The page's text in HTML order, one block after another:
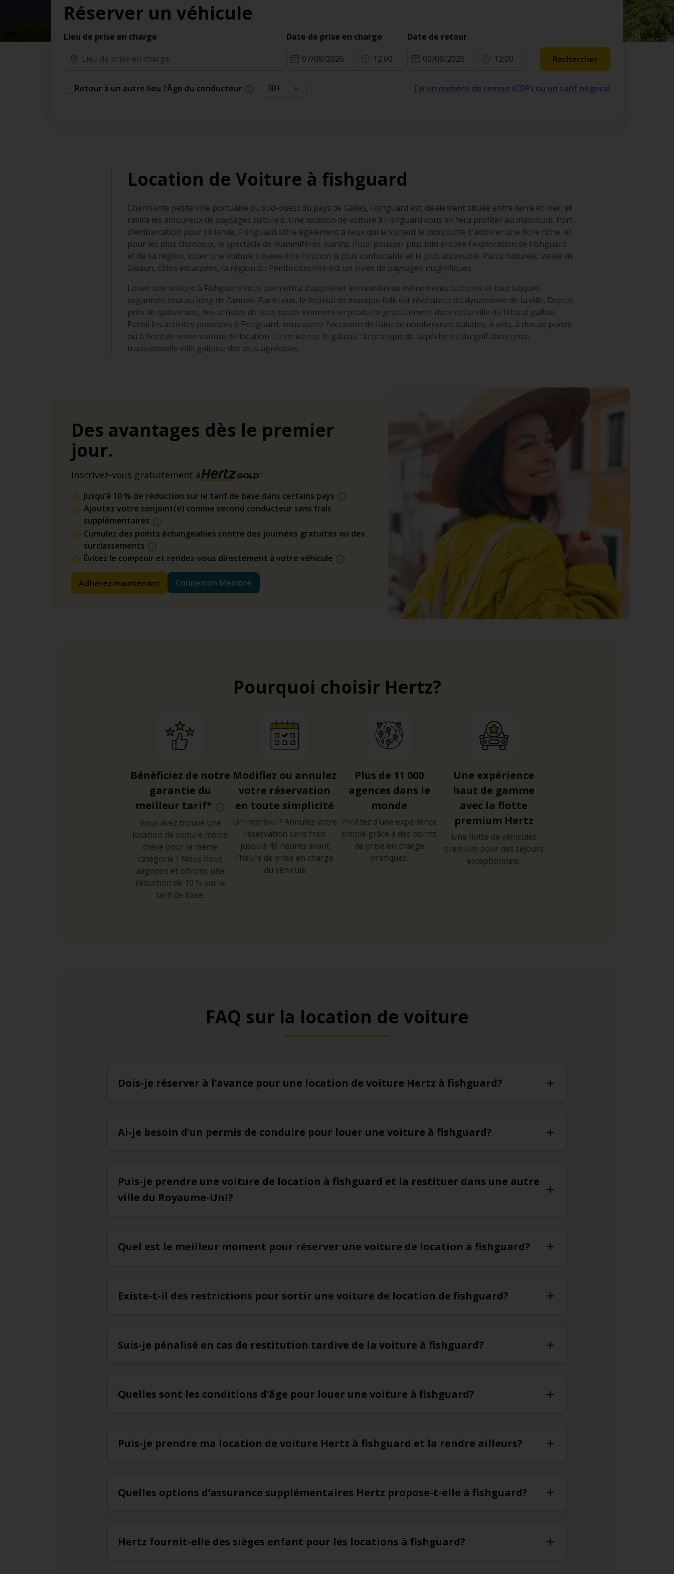
des jours gratuits.*
Ajout gratuit du partenaire comme conducteur
additionnel
supplémentaires.
Réserver un véhicule
Lieu de prise en charge Date de prise en charge
07/08/2026 12:00
Date de retour
09/08/2026 12:00 Rechercher
Retour à un autre lieu ?Âge du conducteur J'ai un numéro de remise (CDP) ou un tarif négocié
Location de Voiture à fishguard
Charmante petite ville portuaire du sud-ouest du pays de Galles, Fishguard est idéalement située entre terre et mer, et
ravira les amoureux de paysages naturels. Une location de voiture à Fishguard vous en fera profiter au maximum. Port
d'embarcation pour l'Irlande, Fishguard offre également à ceux qui la visitent la possibilité d'admirer une flore riche, et
pour les plus chanceux, le spectacle de mammifères marins. Pour pousser plus loin encore l'exploration de Fishguard
et de sa région, louer une voiture s'avère être l'option la plus confortable et la plus accessible. Parcs naturels, vallée de
Gwaun, côtes escarpées, la région du Pembrokeshire est un vivier de paysages magnifiques.
Louer une voiture à Fishguard vous permettra d’apprécier les nombreux événements culturels et touristiques
organisés tout au long de l'année. Parmi eux, le festival de musique folk est révélateur du dynamisme de la ville. Depuis
près de quinze ans, des artistes de tous bords viennent se produire gratuitement dans cette ville du littoral gallois.
Parmi les activités possibles à Fishguard, vous aurez l'occasion de faire de nombreuses balades, à vélo, à dos de poney
ou à bord de votre voiture de location. La cerise sur le gâteau : la pratique de la pêche ou du golf dans cette
traditionnelle ville galloise des plus agréables.
Des avantages dès le premier
jour.
Inscrivez-vous gratuitement à
Jusqu’à 10 % de réduction sur le tarif de base dans certains pays
Ajoutez votre conjoint(e) comme second conducteur sans frais
supplémentaires
Cumulez des points échangeables contre des journées gratuites ou des
surclassements
Évitez le comptoir et rendez-vous directement à votre véhicule
Adhérez maintenant Connexion Membre
Pourquoi choisir Hertz?
Bénéficiez de notre
garantie du
meilleur tarif*
Vous avez trouvé une
location de voiture moins
chère pour la même
catégorie ? Nous nous
alignons et offrons une
réduction de 10 % sur le
tarif de base.
Modifiez ou annulez
votre réservation
en toute simplicité
Un imprévu ? Annulez votre
réservation sans frais
jusqu’à 48 heures avant
l’heure de prise en charge
du véhicule
Plus de 11 000
agences dans le
monde
Profitez d’une expérience
simple grâce à des points
de prise en charge
pratiques.
Une expérience
haut de gamme
avec la flotte
premium Hertz
Une flotte de véhicules
premium pour des séjours
exceptionnels.
FAQ sur la location de voiture
Dois-je réserver à l’avance pour une location de voiture Hertz à fishguard?
Ai-je besoin d’un permis de conduire pour louer une voiture à fishguard?
Puis-je prendre une voiture de location à fishguard et la restituer dans une autre
ville du Royaume-Uni?
Quel est le meilleur moment pour réserver une voiture de location à fishguard?
Existe-t-il des restrictions pour sortir une voiture de location de fishguard?
Suis-je pénalisé en cas de restitution tardive de la voiture à fishguard?
Quelles sont les conditions d’âge pour louer une voiture à fishguard?
Puis-je prendre ma location de voiture Hertz à fishguard et la rendre ailleurs?
Quelles options d’assurance supplémentaires Hertz propose-t-elle à fishguard?
Hertz fournit-elle des sièges enfant pour les locations à fishguard?